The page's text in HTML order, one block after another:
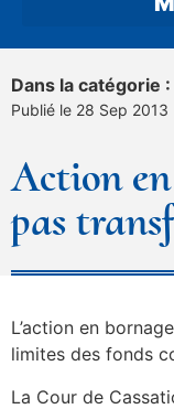
Dans la catégorie :
Publié le 28 Sep 2013
Action
pas
L’action en
limites des fonds
La Cour de